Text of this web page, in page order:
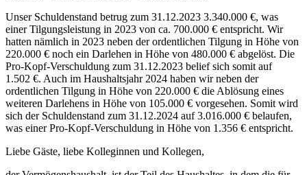
Unser Schuldenstand betrug zum 31.12.2023 3.340.000 €, was
einer Tilgungsleistung in 2023 von ca. 700.000 € entspricht. Wir
hatten nämlich in 2023 neben der ordentlichen Tilgung in Höhe von
220.000 € noch ein Darlehen in Höhe von 480.000 € abgelöst. Die
Pro-Kopf-Verschuldung zum 31.12.2023 belief sich somit auf
1.502 €. Auch im Haushaltsjahr 2024 haben wir neben der
ordentlichen Tilgung in Höhe von 220.000 € die Ablösung eines
weiteren Darlehens in Höhe von 105.000 € vorgesehen. Somit wird
sich der Schuldenstand zum 31.12.2024 auf 3.016.000 € belaufen,
was einer Pro-Kopf-Verschuldung in Höhe von 1.356 € entspricht.
Liebe Gäste, liebe Kolleginnen und Kollegen,